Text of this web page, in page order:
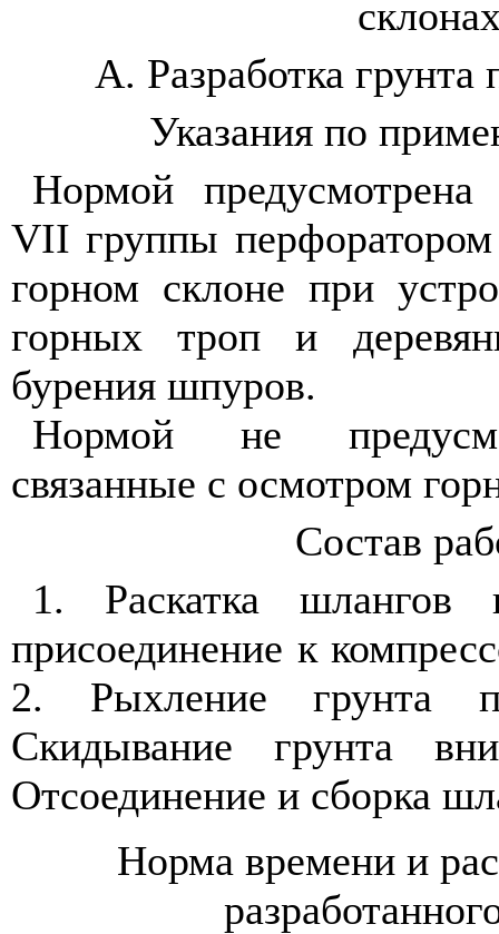
А. Разработка грунта
Указания по
Нормой предусмотрена
VII группы
горном склоне при
горных троп и
бурения шпуров.
Нормой не
связанные с осмотром
Состав
1. Раскатка
присоединение к
2. Рыхление грунта
Скидывание грунта
Отсоединение и сборка
Норма времени и